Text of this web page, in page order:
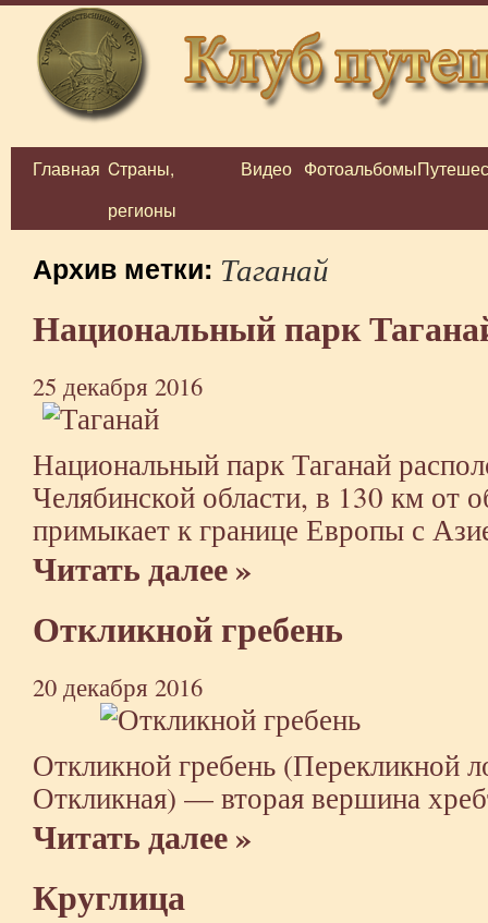
Перейти
Главная Cтраны,
регионы
Видео Фотоальбомы
Архив метки: Таганай
Национальный парк
25 декабря 2016
Национальный парк Таганай
Челябинской области, в 130 км от
примыкает к границе Европы с
Читать далее »
Откликной гребень
20 декабря 2016
Откликной гребень (Перекликной
Откликная) — вторая вершина
Читать далее »
Круглица